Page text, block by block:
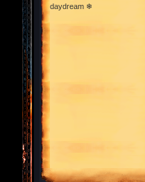
daydream ❄